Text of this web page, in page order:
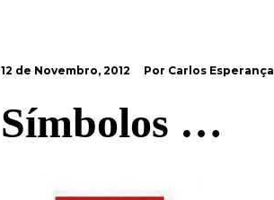
12 de Novembro, 2012 Por Carlos Esperança
Símbolos …